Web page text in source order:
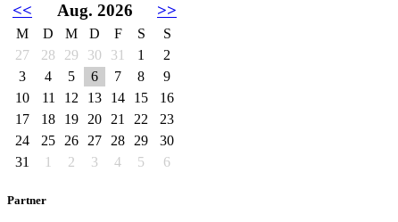
<< Aug. 2026 >>
M D M D F S
S
27
28 29 30 31 1
2
3
4 5 6 7 8
9
10
11 12 13 14 15
16
17
18 19 20 21 22
23
24
25 26 27 28 29
30
31
1 2 3 4 5 6
Partner